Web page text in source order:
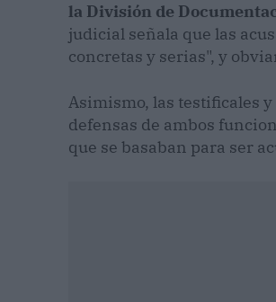
la División de
judicial señala que las
concretas y serias", y
Asimismo, las testificales
defensas de ambos
que se basaban para ser